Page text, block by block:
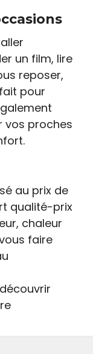
un film, lire
reposer,
pour
vos proches
au prix de
qualité-prix
chaleur
faire